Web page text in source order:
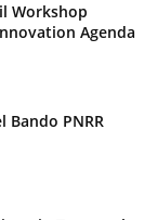
Workshop
Agenda
PNRR